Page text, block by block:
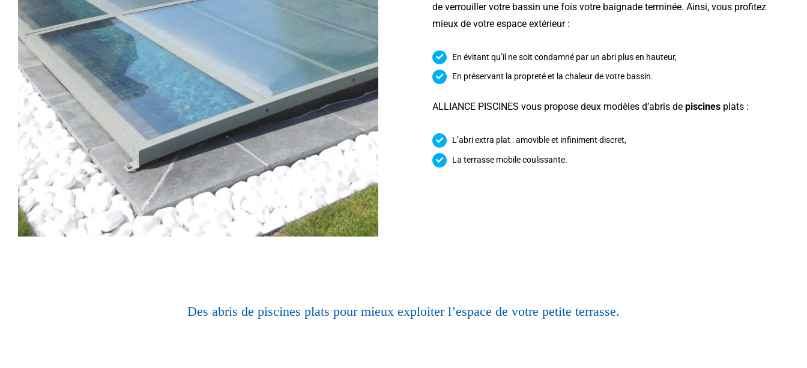
de verrouiller votre bassin une fois votre baignade terminée. Ainsi, vous profitez
mieux de votre espace extérieur :
En évitant qu’il ne soit condamné par un abri plus en hauteur,
En préservant la propreté et la chaleur de votre bassin.
ALLIANCE PISCINES vous propose deux modèles d’abris de piscinesplats :
L’abri extra plat : amovible et infiniment discret,
La terrasse mobile coulissante.
Des abris de piscines plats pour mieux exploiter l’espace de votre petite terrasse.